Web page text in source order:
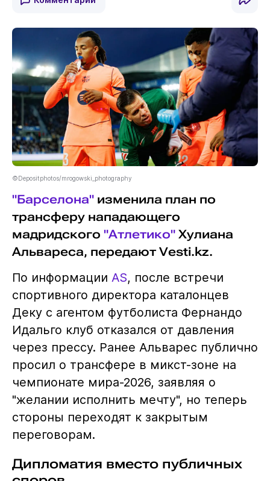
©Depositphotos/mrogowski_photography
"Барселона"изменила план по
трансферу нападающего
мадридского "Атлетико"Хулиана
Альвареса, передают Vesti.kz.
По информации AS, после встречи
спортивного директора каталонцев
Деку с агентом футболиста Фернандо
Идальго клуб отказался от давления
через прессу. Ранее Альварес публично
просил о трансфере в микст-зоне на
чемпионате мира-2026, заявляя о
"желании исполнить мечту", но теперь
стороны переходят к закрытым
переговорам.
Дипломатия вместо публичных